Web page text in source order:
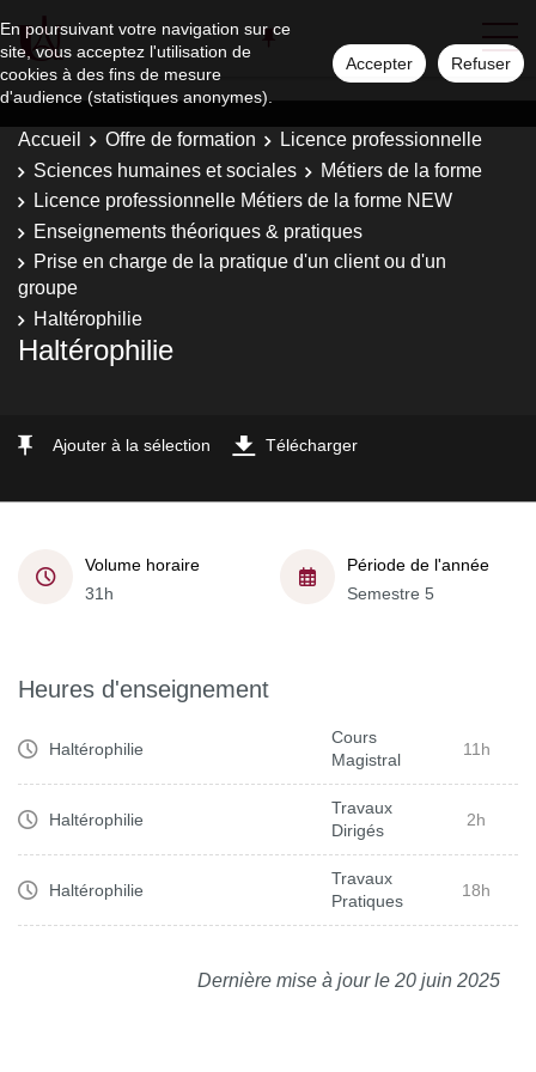
En poursuivant votre navigation sur ce
site, vous acceptez l'utilisation de
cookies à des fins de mesure
d'audience (statistiques anonymes).
Accepter Refuser
Accueil Offre de formation
Licence professionnelle
Sciences humaines et sociales
Métiers de la forme
Licence professionnelle Métiers de la forme NEW
Enseignements théoriques & pratiques
Prise en charge de la pratique d'un client ou d'un
groupe
Haltérophilie
Haltérophilie
Ajouter à la sélection Télécharger
Volume horaire
31h
Période de l'année
Semestre 5
Heures d'enseignement
Haltérophilie
Cours
Magistral
11h
Haltérophilie
Travaux
Dirigés
2h
Haltérophilie
Travaux
Pratiques
18h
Dernière mise à jour le 20 juin 2025